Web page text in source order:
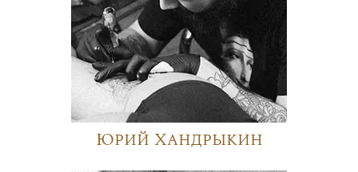
Юрий Хандрыкин